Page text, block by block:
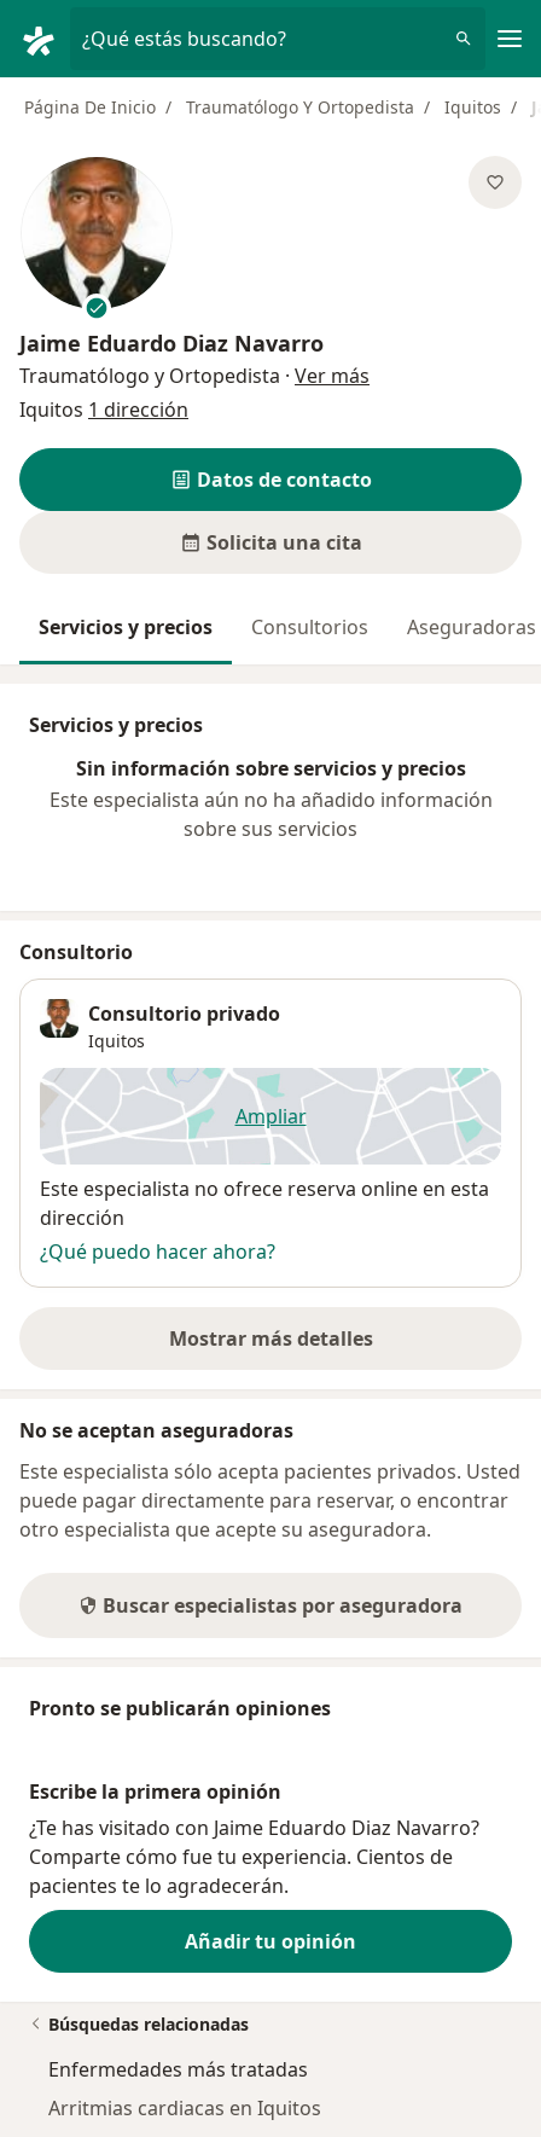
¿Qué estás buscando?
Página De Inicio Traumatólogo Y Ortopedista Iquitos
Jaime Eduardo Diaz Navarro
Traumatólogo y Ortopedista · Ver más
Iquitos 1 dirección
Datos de contacto
Solicita una cita
Servicios y precios Consultorios Aseguradoras
Servicios y precios
Sin información sobre servicios y precios
Este especialista aún no ha añadido información
sobre sus servicios
Consultorio
Consultorio privado
Iquitos
Ampliarse abre en una nueva
Disponibilidad
Este especialista no ofrece reserva online en esta
dirección
¿Qué puedo hacer ahora?
Mostrar más detalles
sobre la dirección
No se aceptan aseguradoras
Este especialista sólo acepta pacientes privados. Usted
puede pagar directamente para reservar, o encontrar
otro especialista que acepte su aseguradora.
Buscar especialistas por aseguradora
Pronto se publicarán opiniones
Escribe la primera opinión
¿Te has visitado con Jaime Eduardo Diaz Navarro?
Comparte cómo fue tu experiencia. Cientos de
pacientes te lo agradecerán.
Añadir tu opinión
Búsquedas relacionadas
Enfermedades más tratadas
Arritmias cardiacas en Iquitos